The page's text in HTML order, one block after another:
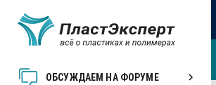
ОБСУЖДАЕМ НА ФОРУМЕ